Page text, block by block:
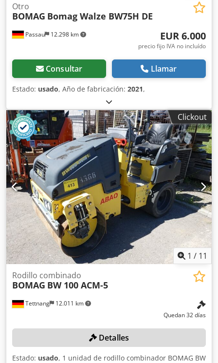
Passau 12.298 km
Otro
BOMAG Bomag Walze BW75H DE
EUR 6.000
precio fijo IVA no incluído
Consultar Llamar
Estado: usado, Año de fabricación: 2021,
Clickout
1 / 11
Tettnang 12.011 km
Rodillo combinado
BOMAG BW 100 ACM-5
Quedan 32 días
Detalles
Estado: usado, 1 unidad de rodillo combinador BOMAG BW